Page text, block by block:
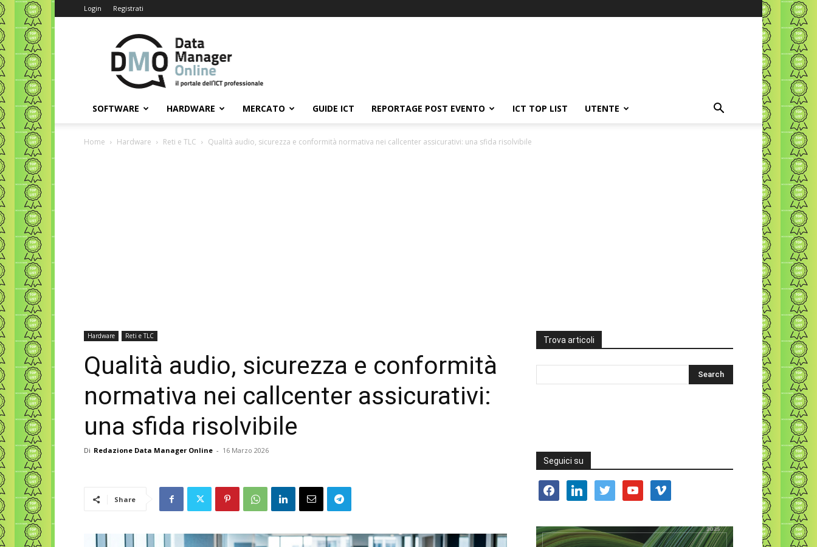
Login Registrati
Data
Manager
Online
SOFTWARE HARDWARE MERCATO GUIDE ICT REPORTAGE POST EVENTO ICT TOP LIST UTENTE
Home Hardware Reti e TLC Qualità audio, sicurezza e conformità normativa nei callcenter assicurativi: una sfida risolvibile
Hardware Reti e TLC
Qualità audio, sicurezza e conformità
normativa nei callcenter assicurativi:
una sfida risolvibile
Di Redazione Data Manager Online - 16 Marzo 2026
Share
Trova articoli
Seguici su
facebooklinkedin twitter youtube vimeo